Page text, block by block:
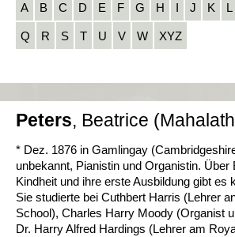
A B C D E F G H I J K L
Q R S T U V W XYZ
Peters, Beatrice (Mahalath
* Dez. 1876 in Gamlingay
unbekannt, Pianistin und Organistin. Über
Kindheit und ihre erste Ausbildung gibt es
Sie studierte bei Cuthbert Harris (Lehrer
School), Charles Harry Moody (Organist
Dr. Harry Alfred Hardings (Lehrer am